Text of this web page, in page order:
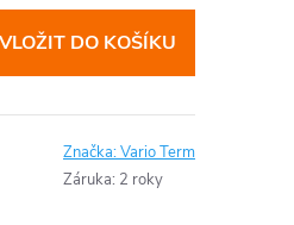
VLOŽIT DO KOŠÍKU
Značka:Vario Term
Záruka: 2 roky